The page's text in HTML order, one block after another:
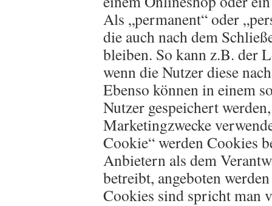
Als „permanent“ oder
die auch nach dem
bleiben. So kann z.B. der
wenn die Nutzer diese
Ebenso können in einem
Nutzer gespeichert
Marketingzwecke
Cookie“ werden Cookies
Anbietern als dem
betreibt, angeboten
Cookies sind spricht man